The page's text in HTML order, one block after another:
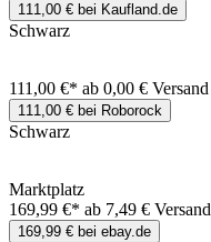
111,00 € bei Kaufland.de
Schwarz
111,00 €* ab 0,00 € Versand
111,00 € bei Roborock
Schwarz
Marktplatz
169,99 €* ab 7,49 € Versand
169,99 € bei ebay.de